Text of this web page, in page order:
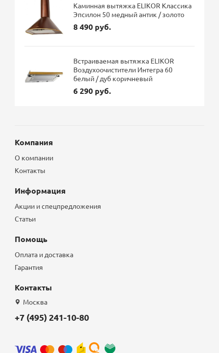
Каминная вытяжка ELIKOR Классика
Эпсилон 50 медный антик / золото
8 490 руб.
Встраиваемая вытяжка ELIKOR
Воздухоочистители Интегра 60
белый / дуб коричневый
6 290 руб.
Компания
О компании
Контакты
Информация
Акции и спецпредложения
Статьи
Помощь
Оплата и доставка
Гарантия
Контакты
Москва
+7 (495) 241-10-80